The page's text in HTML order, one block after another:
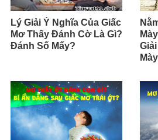
Lý Giải Ý Nghĩa Của Giấc
Mơ Thấy Đánh Cờ Là Gì?
Đánh Số Mấy?
Mày